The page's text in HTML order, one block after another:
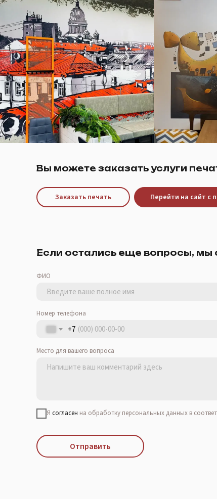
Вы можете заказать услуги
Заказать печать Перейти на сайт с
Если остались еще вопросы, мы
ФИО
Номер телефона
+7
Место для вашего вопроса
Я согласен на обработку персональных данных в
Отправить